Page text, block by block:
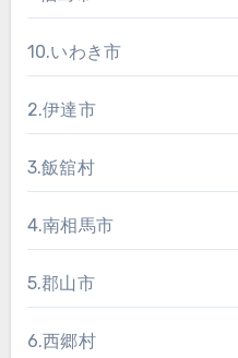
10.いわき市
2.伊達市
3.飯舘村
4.南相馬市
5.郡山市
6.西郷村